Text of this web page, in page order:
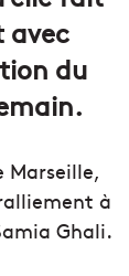
avec
du
Marseille,
à
Ghali.